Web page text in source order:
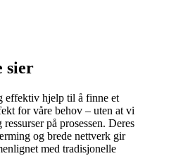
sier
effektiv hjelp til å finne et
for våre behov – uten at vi
på prosessen. Deres
og brede nettverk gir
med tradisjonelle